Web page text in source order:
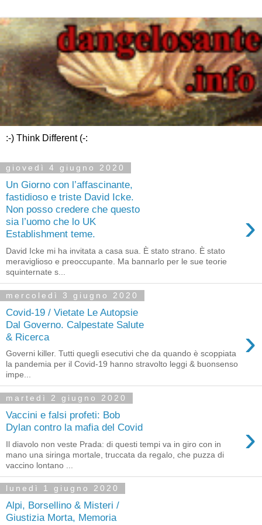
:-) Think Different (-:
giovedì 4 giugno 2020
Un Giorno con l’affascinante,
fastidioso e triste David Icke.
Non posso credere che questo
sia l’uomo che lo UK
Establishment teme.
›
David Icke mi ha invitata a casa sua. È stato strano. È stato
meraviglioso e preoccupante. Ma bannarlo per le sue teorie
squinternate s...
mercoledì 3 giugno 2020
Covid-19 / Vietate Le Autopsie
Dal Governo. Calpestate Salute
& Ricerca
›
Governi killer. Tutti quegli esecutivi che da quando è scoppiata
la pandemia per il Covid-19 hanno stravolto leggi & buonsenso
impe...
martedì 2 giugno 2020
Vaccini e falsi profeti: Bob
Dylan contro la mafia del Covid
›
Il diavolo non veste Prada: di questi tempi va in giro con in
mano una siringa mortale, truccata da regalo, che puzza di
vaccino lontano ...
lunedì 1 giugno 2020
Alpi, Borsellino & Misteri /
Giustizia Morta, Memoria